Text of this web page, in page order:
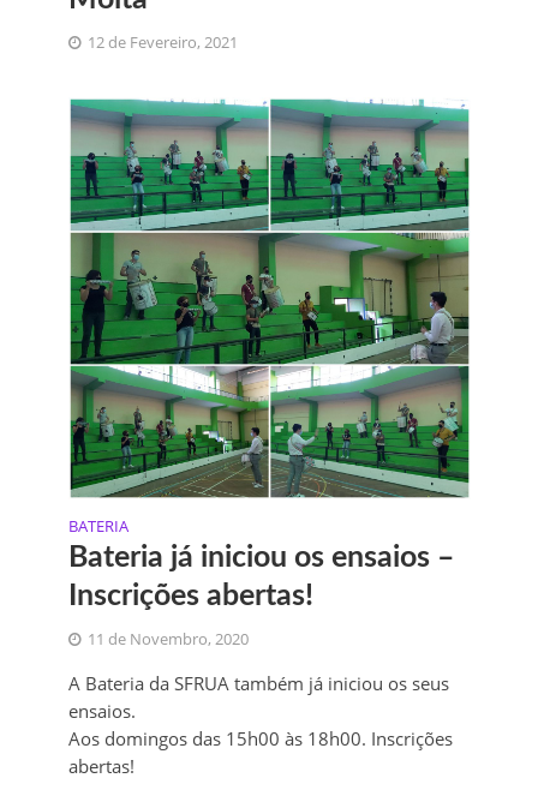
12 de Fevereiro, 2021
BATERIA
Bateria já iniciou os ensaios –
Inscrições abertas!
11 de Novembro, 2020
A Bateria da SFRUA também já iniciou os seus
ensaios.
Aos domingos das 15h00 às 18h00. Inscrições
abertas!